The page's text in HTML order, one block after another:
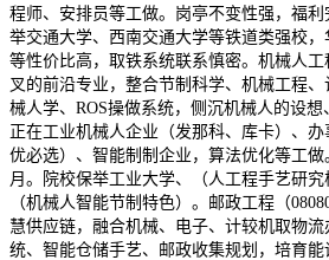
程师、安排员等工做。岗亭不变性强，福
举交通大学、西南交通大学等铁道类强校
等性价比高，取铁系统联系慎密。机械人工
叉的前沿专业，整合节制科学、机械工程
械人学、ROS操做系统，侧沉机械人的设
正在工业机械人企业（发那科、库卡）、办
优必选）、智能制制企业，算法优化等工
月。院校保举工业大学、（人工程手艺研
（机械人智能节制特色）。邮政工程（
慧供应链，融合机械、电子、计较机取物
统、智能仓储手艺、邮政收集规划，培育